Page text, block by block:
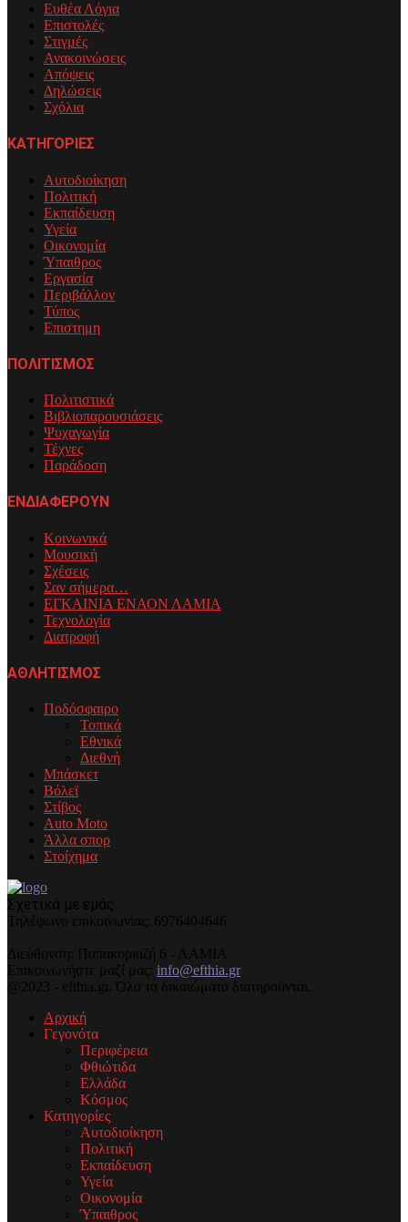
Ευθέα Λόγια
Επιστολές
Στιγμές
Ανακοινώσεις
Απόψεις
Δηλώσεις
Σχόλια
ΚΑΤΗΓΟΡΙΕΣ
Αυτοδιοίκηση
Πολιτική
Εκπαίδευση
Υγεία
Οικονομία
Ύπαιθρος
Εργασία
Περιβάλλον
Τύπος
Επιστημη
ΠΟΛΙΤΙΣΜΟΣ
Πολιτιστικά
Βιβλιοπαρουσιάσεις
Ψυχαγωγία
Τέχνες
Παράδοση
ΕΝΔΙΑΦΕΡΟΥΝ
Κοινωνικά
Μουσική
Σχέσεις
Σαν σήμερα…
ΕΓΚΑΙΝΙΑ ΕΝΑΟΝ ΛΑΜΙΑ
Τεχνολογία
Διατροφή
ΑΘΛΗΤΙΣΜΟΣ
Ποδόσφαιρο
Τοπικά
Εθνικά
Διεθνή
Μπάσκετ
Βόλεϊ
Στίβος
Auto Moto
Άλλα σπορ
Στοίχημα
Σχετικά με εμάς
Τηλέφωνo επικοινωνίας: 6976404646
Διεύθυνση: Παπακυριαζή 6 - ΛΑΜΙΑ
Επικοινωνήστε μαζί μας: info@efthia.gr
@2023 - efthia.gr. Όλα τα δικαιώματα διατηρούνται.
Αρχική
Γεγονότα
Περιφέρεια
Φθιώτιδα
Ελλάδα
Κόσμος
Κατηγορίες
Αυτοδιοίκηση
Πολιτική
Εκπαίδευση
Υγεία
Οικονομία
Ύπαιθρος